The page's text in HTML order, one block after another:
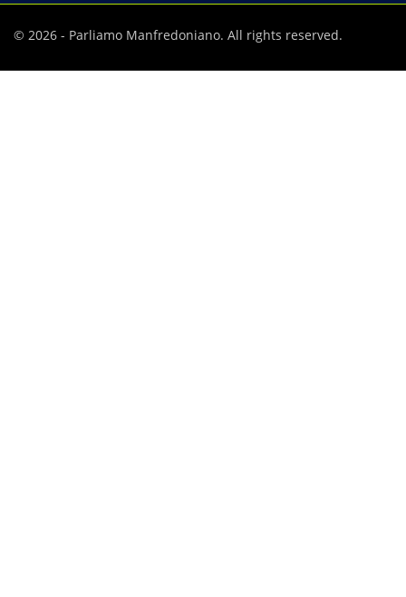
© 2026 - Parliamo Manfredoniano. All rights reserved.